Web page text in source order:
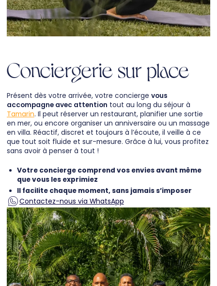
Conciergerie sur place
Présent dès votre arrivée, votre concierge vous
accompagne avec attention tout au long du séjour à
Tamarin. Il peut réserver un restaurant, planifier une sortie
en mer, ou encore organiser un anniversaire ou un massage
en villa. Réactif, discret et toujours à l’écoute, il veille à ce
que tout soit fluide et sur-mesure. Grâce à lui, vous profitez
sans avoir à penser à tout !
Votre concierge comprend vos envies avant même
que vous les exprimiez
Il facilite chaque moment, sans jamais s’imposer
Contactez-nous via WhatsApp